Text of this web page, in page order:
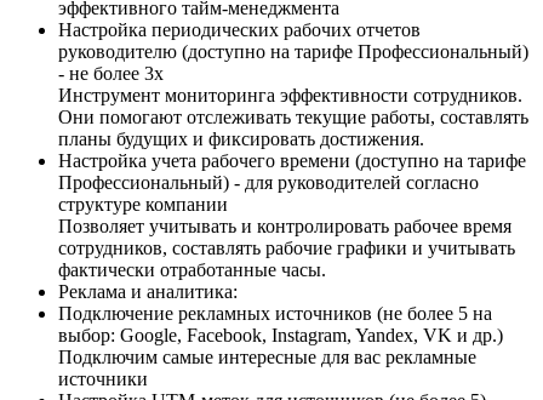
эффективного тайм-менеджмента
Настройка периодических рабочих отчетов
руководителю (доступно на тарифе Профессиональный)
- не более 3х
Инструмент мониторинга эффективности сотрудников.
Они помогают отслеживать текущие работы, составлять
планы будущих и фиксировать достижения.
Настройка учета рабочего времени (доступно на тарифе
Профессиональный) - для руководителей согласно
структуре компании
Позволяет учитывать и контролировать рабочее время
сотрудников, составлять рабочие графики и учитывать
фактически отработанные часы.
Реклама и аналитика:
Подключение рекламных источников (не более 5 на
выбор: Google, Facebook, Instagram, Yandex, VK и др.)
Подключим самые интересные для вас рекламные
источники